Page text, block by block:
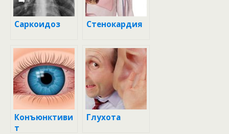
Саркоидоз Стенокардия
Конъюнктиви
т
Глухота